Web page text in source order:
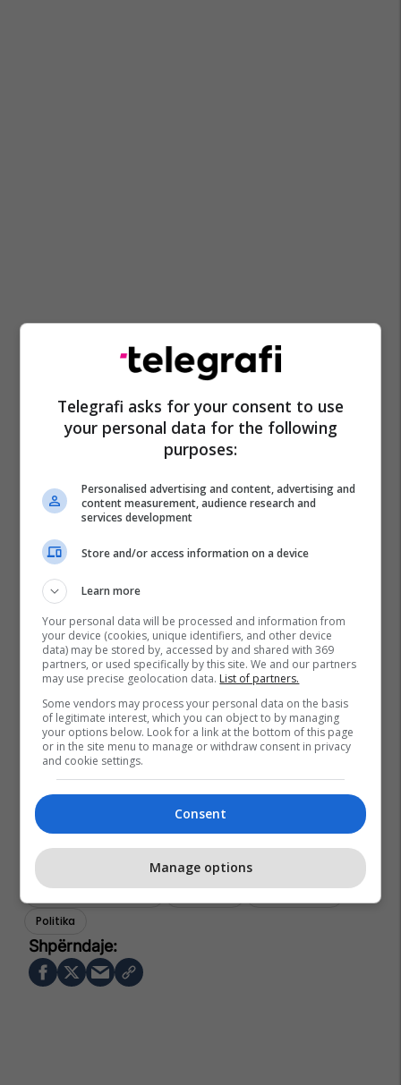
Politika
Telegrafi asks for your consent to use
your personal data for the following
purposes:
Personalised advertising and content, advertising and
content measurement, audience research and
services development
Store and/or access information on a device
Learn more
Your personal data will be processed and information from
your device (cookies, unique identifiers, and other device
data) may be stored by, accessed by and shared with 369
partners, or used specifically by this site. We and our partners
may use precise geolocation data. List of partners.
Some vendors may process your personal data on the basis
of legitimate interest, which you can object to by managing
your options below. Look for a link at the bottom of this page
or in the site menu to manage or withdraw consent in privacy
and cookie settings.
Consent
Manage options